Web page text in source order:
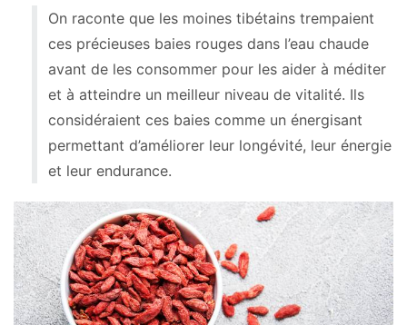
On raconte que les moines tibétains trempaient
ces précieuses baies rouges dans l’eau chaude
avant de les consommer pour les aider à méditer
et à atteindre un meilleur niveau de vitalité. Ils
considéraient ces baies comme un énergisant
permettant d’améliorer leur longévité, leur énergie
et leur endurance.